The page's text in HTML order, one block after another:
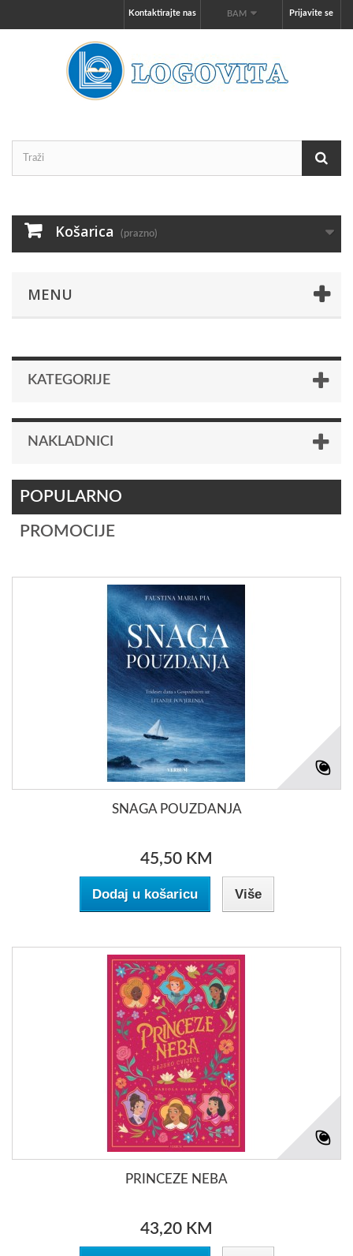
Prijavite se
BAM
Kontaktirajte nas
Košarica (prazno)
MENU
KATEGORIJE
NAKLADNICI
POPULARNO
PROMOCIJE
SNAGA POUZDANJA
45,50 KM
Dodaj u košaricu Više
PRINCEZE NEBA
43,20 KM